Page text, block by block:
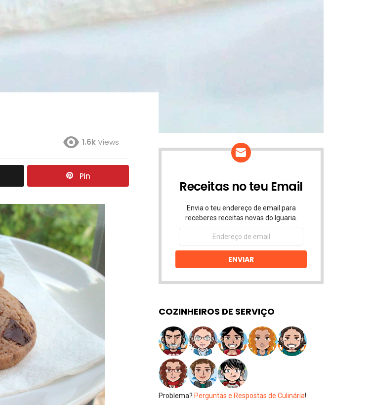
1.6kViews
Pin
Receitas no teu Email
Envia o teu endereço de email para
receberes receitas novas do Iguaria.
Endereço
email
ENVIAR
COZINHEIROS DE SERVIÇO
Problema? Perguntas e Respostas de Culinária!